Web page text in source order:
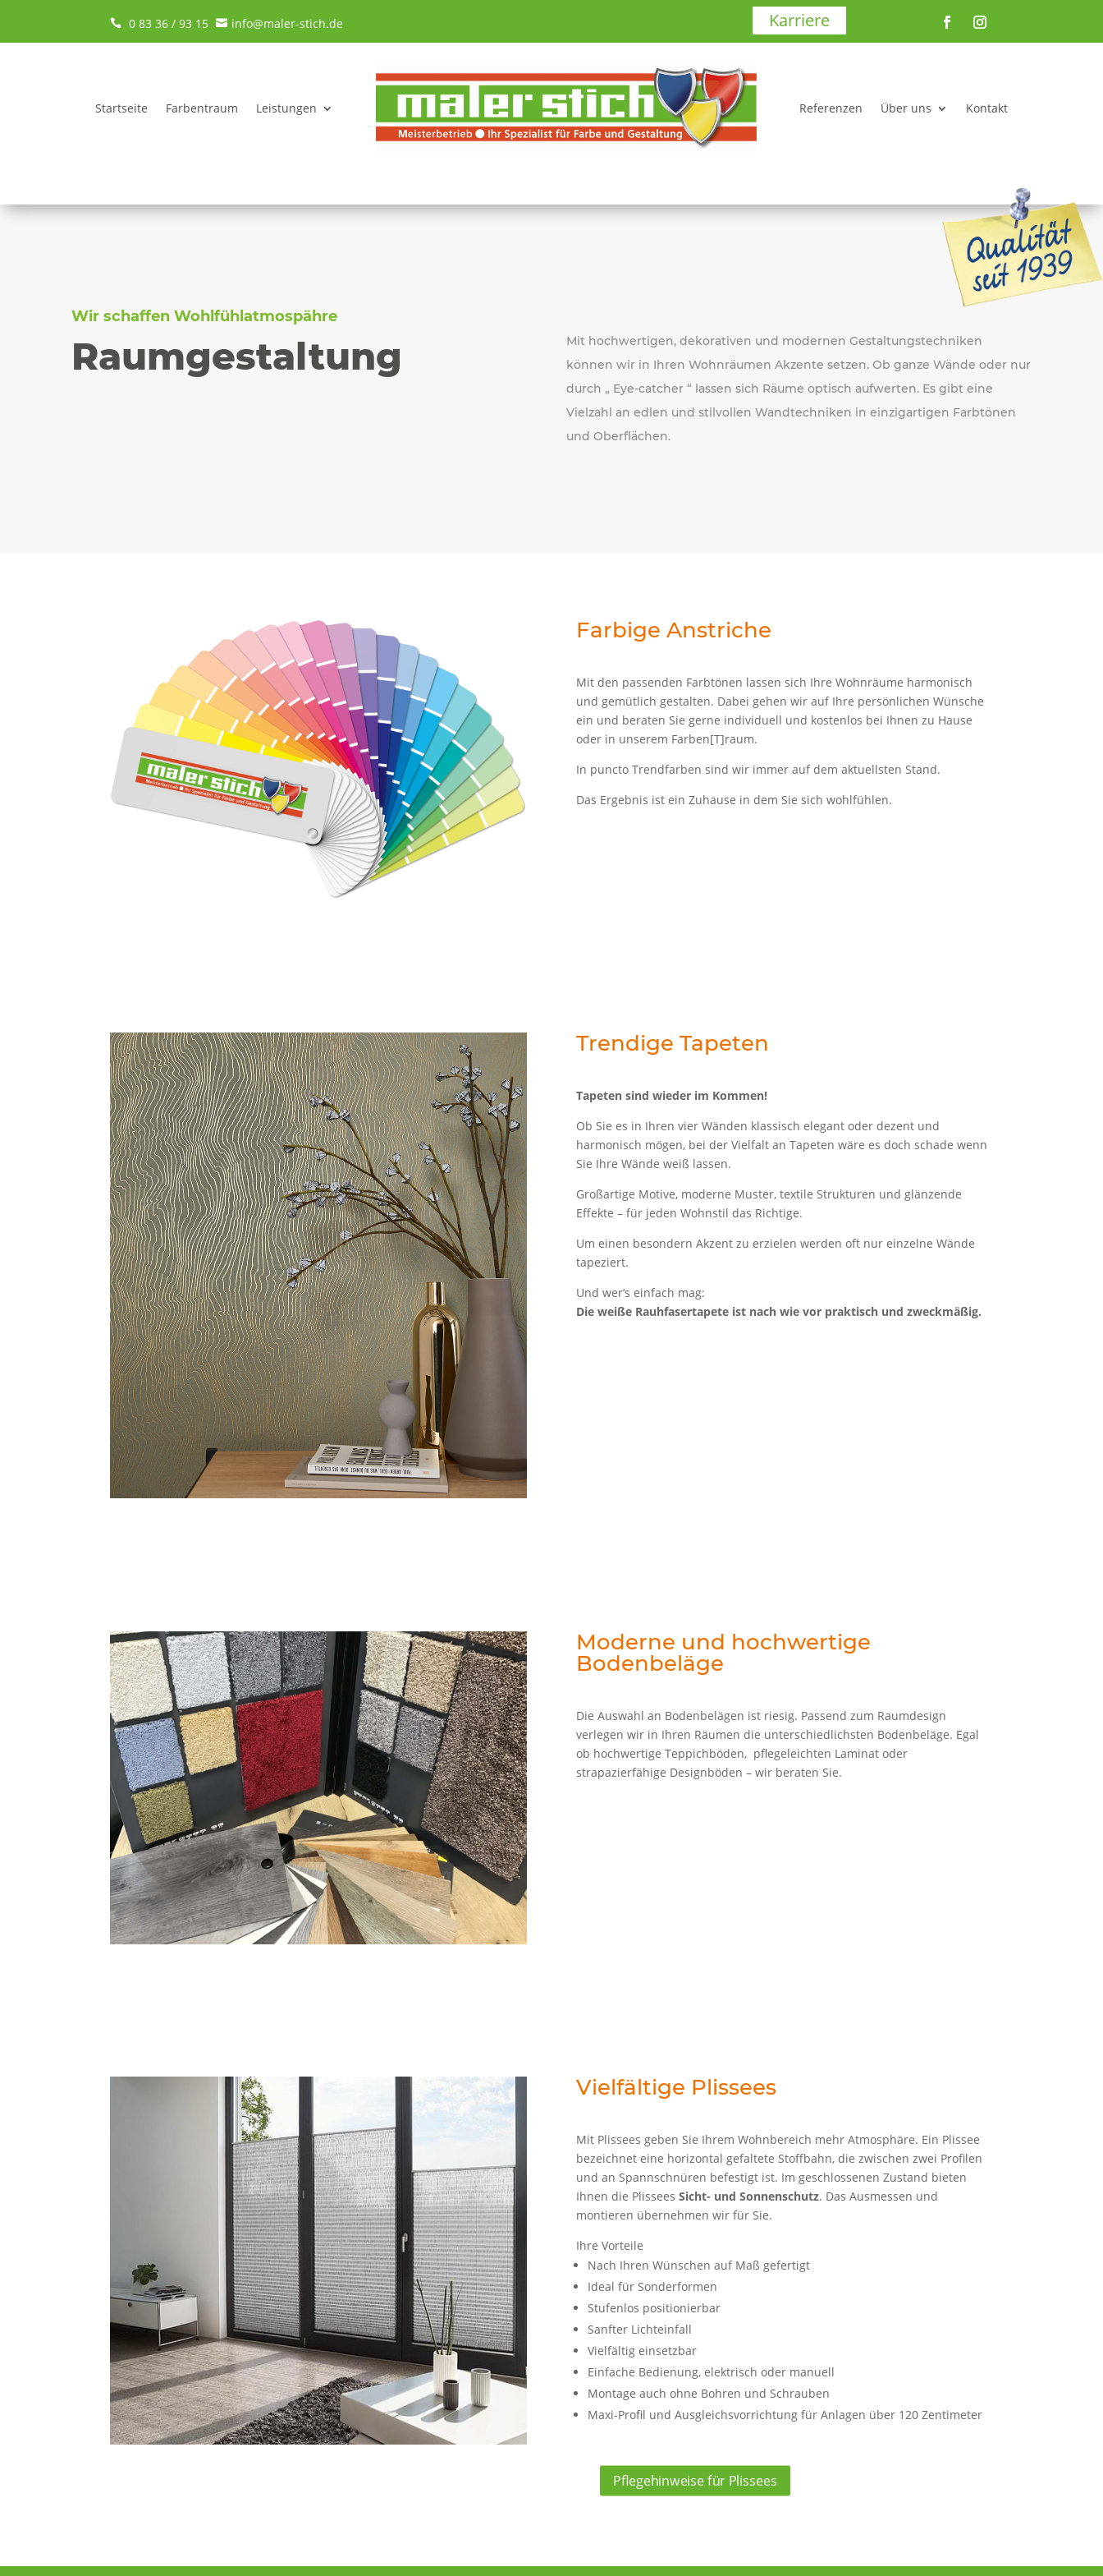
 0 83 36 / 93 15  info@maler-stich.de Karriere
Startseite Farbentraum Leistungen Referenzen Über uns Kontakt
Wir schaffen Wohlfühlatmospähre
Raumgestaltung
Mit hochwertigen, dekorativen und modernen Gestaltungstechniken
können wir in Ihren Wohnräumen Akzente setzen. Ob ganze Wände oder nur
durch „ Eye-catcher “ lassen sich Räume optisch aufwerten. Es gibt eine
Vielzahl an edlen und stilvollen Wandtechniken in einzigartigen Farbtönen
und Oberflächen.
Farbige Anstriche
Mit den passenden Farbtönen lassen sich Ihre Wohnräume harmonisch
und gemütlich gestalten. Dabei gehen wir auf Ihre persönlichen Wünsche
ein und beraten Sie gerne individuell und kostenlos bei Ihnen zu Hause
oder in unserem Farben[T]raum.
In puncto Trendfarben sind wir immer auf dem aktuellsten Stand.
Das Ergebnis ist ein Zuhause in dem Sie sich wohlfühlen.
Trendige Tapeten
Tapeten sind wieder im Kommen!
Ob Sie es in Ihren vier Wänden klassisch elegant oder dezent und
harmonisch mögen, bei der Vielfalt an Tapeten wäre es doch schade wenn
Sie Ihre Wände weiß lassen.
Großartige Motive, moderne Muster, textile Strukturen und glänzende
Effekte – für jeden Wohnstil das Richtige.
Um einen besondern Akzent zu erzielen werden oft nur einzelne Wände
tapeziert.
Und wer‘s einfach mag:
Die weiße Rauhfasertapete ist nach wie vor praktisch und zweckmäßig.
Moderne und hochwertige
Bodenbeläge
Die Auswahl an Bodenbelägen ist riesig. Passend zum Raumdesign
verlegen wir in Ihren Räumen die unterschiedlichsten Bodenbeläge. Egal
ob hochwertige Teppichböden, pflegeleichten Laminat oder
strapazierfähige Designböden – wir beraten Sie.
Vielfältige Plissees
Mit Plissees geben Sie Ihrem Wohnbereich mehr Atmosphäre. Ein Plissee
bezeichnet eine horizontal gefaltete Stoffbahn, die zwischen zwei Profilen
und an Spannschnüren befestigt ist. Im geschlossenen Zustand bieten
Ihnen die Plissees Sicht- und Sonnenschutz. Das Ausmessen und
montieren übernehmen wir für Sie.
Ihre Vorteile
Nach Ihren Wünschen auf Maß gefertigt
Ideal für Sonderformen
Stufenlos positionierbar
Sanfter Lichteinfall
Vielfältig einsetzbar
Einfache Bedienung, elektrisch oder manuell
Montage auch ohne Bohren und Schrauben
Maxi-Profil und Ausgleichsvorrichtung für Anlagen über 120 Zentimeter
Pflegehinweise für Plissees